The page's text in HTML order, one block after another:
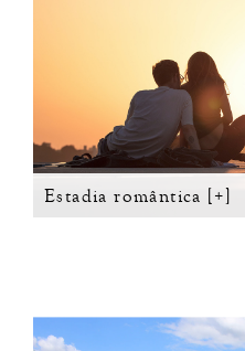
Estadia romântica [+]